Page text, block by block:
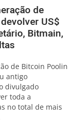
de
US$
Bitmain,
de Bitcoin Poolin
antigo
divulgado
toda a
no total de mais